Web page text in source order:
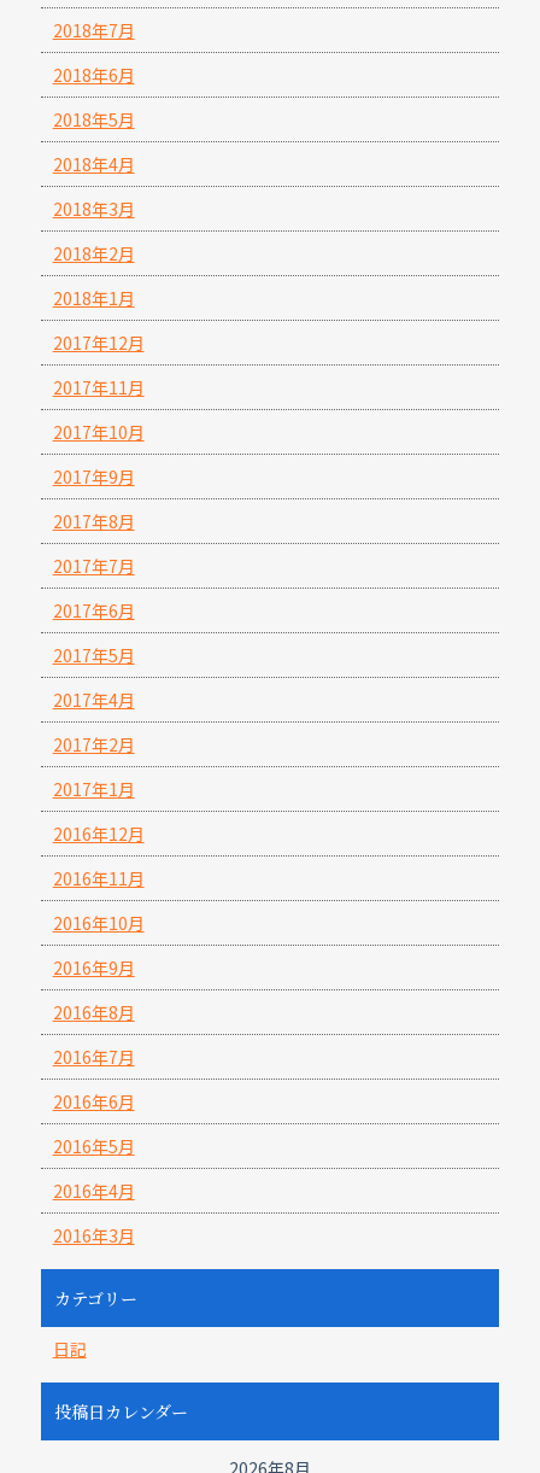
2018年7月
2018年6月
2018年5月
2018年4月
2018年3月
2018年2月
2018年1月
2017年12月
2017年11月
2017年10月
2017年9月
2017年8月
2017年7月
2017年6月
2017年5月
2017年4月
2017年2月
2017年1月
2016年12月
2016年11月
2016年10月
2016年9月
2016年8月
2016年7月
2016年6月
2016年5月
2016年4月
2016年3月
カテゴリー
日記
投稿日カレンダー